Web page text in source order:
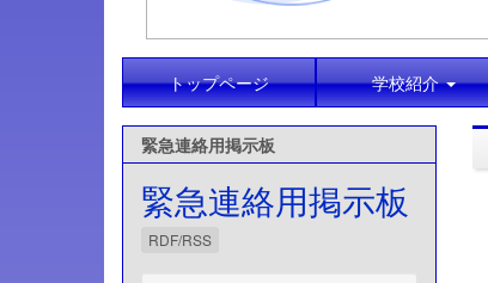
トップページ 学校紹介
緊急連絡用掲示板
緊急連絡用掲示板
RDF/RSS